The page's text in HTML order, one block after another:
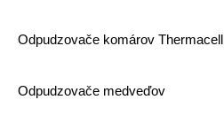
Odpudzovače komárov Thermacell
Odpudzovače medveďov